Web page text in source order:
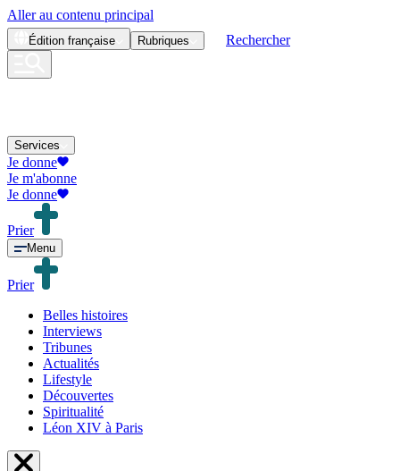
Aller au contenu principal
Édition française Rubriques Rechercher
Services
Je donne
Je m'abonne
Je donne
Prier
Menu
Prier
Belles histoires
Interviews
Tribunes
Actualités
Lifestyle
Découvertes
Spiritualité
Léon XIV à Paris